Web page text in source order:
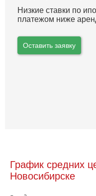
Низкие ставки по
платежом ниже
Оставить заявку
График средних
Новосибирске